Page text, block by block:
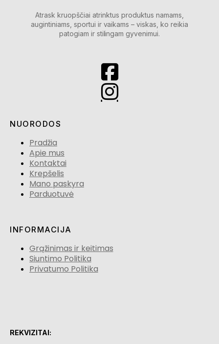
Atrask kruopščiai atrinktus produktus namams,
augintiniams, sportui ir vaikams – viskas, ko reikia
patogiam ir stilingam gyvenimui.
NUORODOS
Pradžia
Apie mus
Kontaktai
Krepšelis
Mano paskyra
Parduotuvė
INFORMACIJA
Grąžinimas ir keitimas
Siuntimo Politika
Privatumo Politika
REKVIZITAI: